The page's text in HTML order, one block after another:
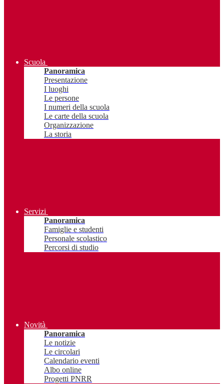
Scuola
Panoramica
Presentazione
I luoghi
Le persone
I numeri della scuola
Le carte della scuola
Organizzazione
La storia
Servizi
Panoramica
Famiglie e studenti
Personale scolastico
Percorsi di studio
Novità
Panoramica
Le notizie
Le circolari
Calendario eventi
Albo online
Progetti PNRR